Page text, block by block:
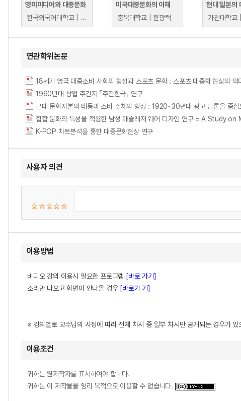
영미미디어와 대중문화
한국외국어대학교 | 이현송
미국대중문화의 이해
충북대학교 | 한광택
현대 일본의
가천대학교
연관학위논문
18세기 영국 대중소비 사회의 형성과 스포츠 문화 : 스포츠 대중화
1960년대 상업 주간지 『주간한국』 연구
근대 문화자본의 태동과 소비 주체의 형성 : 1920~30년대 광고 담론을 중심
힙합 문화의 특성을 적용한 남성 애슬레저 웨어 디자인 연구 = A
K-POP 차트분석을 통한 대중문화현상 연구
사용자 의견
이용방법
비디오 강의 이용시 필요한 프로그램 [바로 가기]
소리만 나오고 화면이 안나올 경우 [바로가 기]
※ 강의별로 교수님의 사정에 따라 전체 차시 중 일부 차시만 공개되는 경우가 있
이용조건
귀하는 원저작자를 표시하여야 합니다.
귀하는 이 저작물을 영리 목적으로 이용할 수 없습니다.